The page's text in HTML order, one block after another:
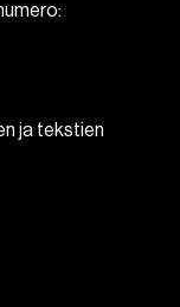
ja tekstien